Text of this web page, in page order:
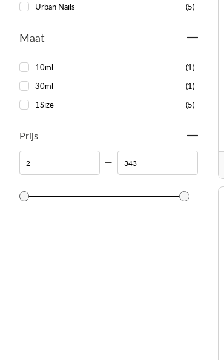
Urban Nails
(5)
Maat
10ml
(1)
30ml
(1)
1Size
(5)
Prijs